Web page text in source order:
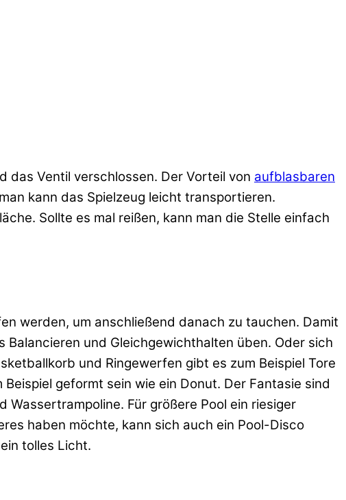
das Ventil verschlossen. Der Vorteil von aufblasbaren
kann das Spielzeug leicht transportieren.
Sollte es mal reißen, kann man die Stelle einfach
werden, um anschließend danach zu tauchen. Damit
und Gleichgewichthalten üben. Oder sich
und Ringewerfen gibt es zum Beispiel Tore
geformt sein wie ein Donut. Der Fantasie sind
Für größere Pool ein riesiger
haben möchte, kann sich auch ein Pool-Disco
tolles Licht.